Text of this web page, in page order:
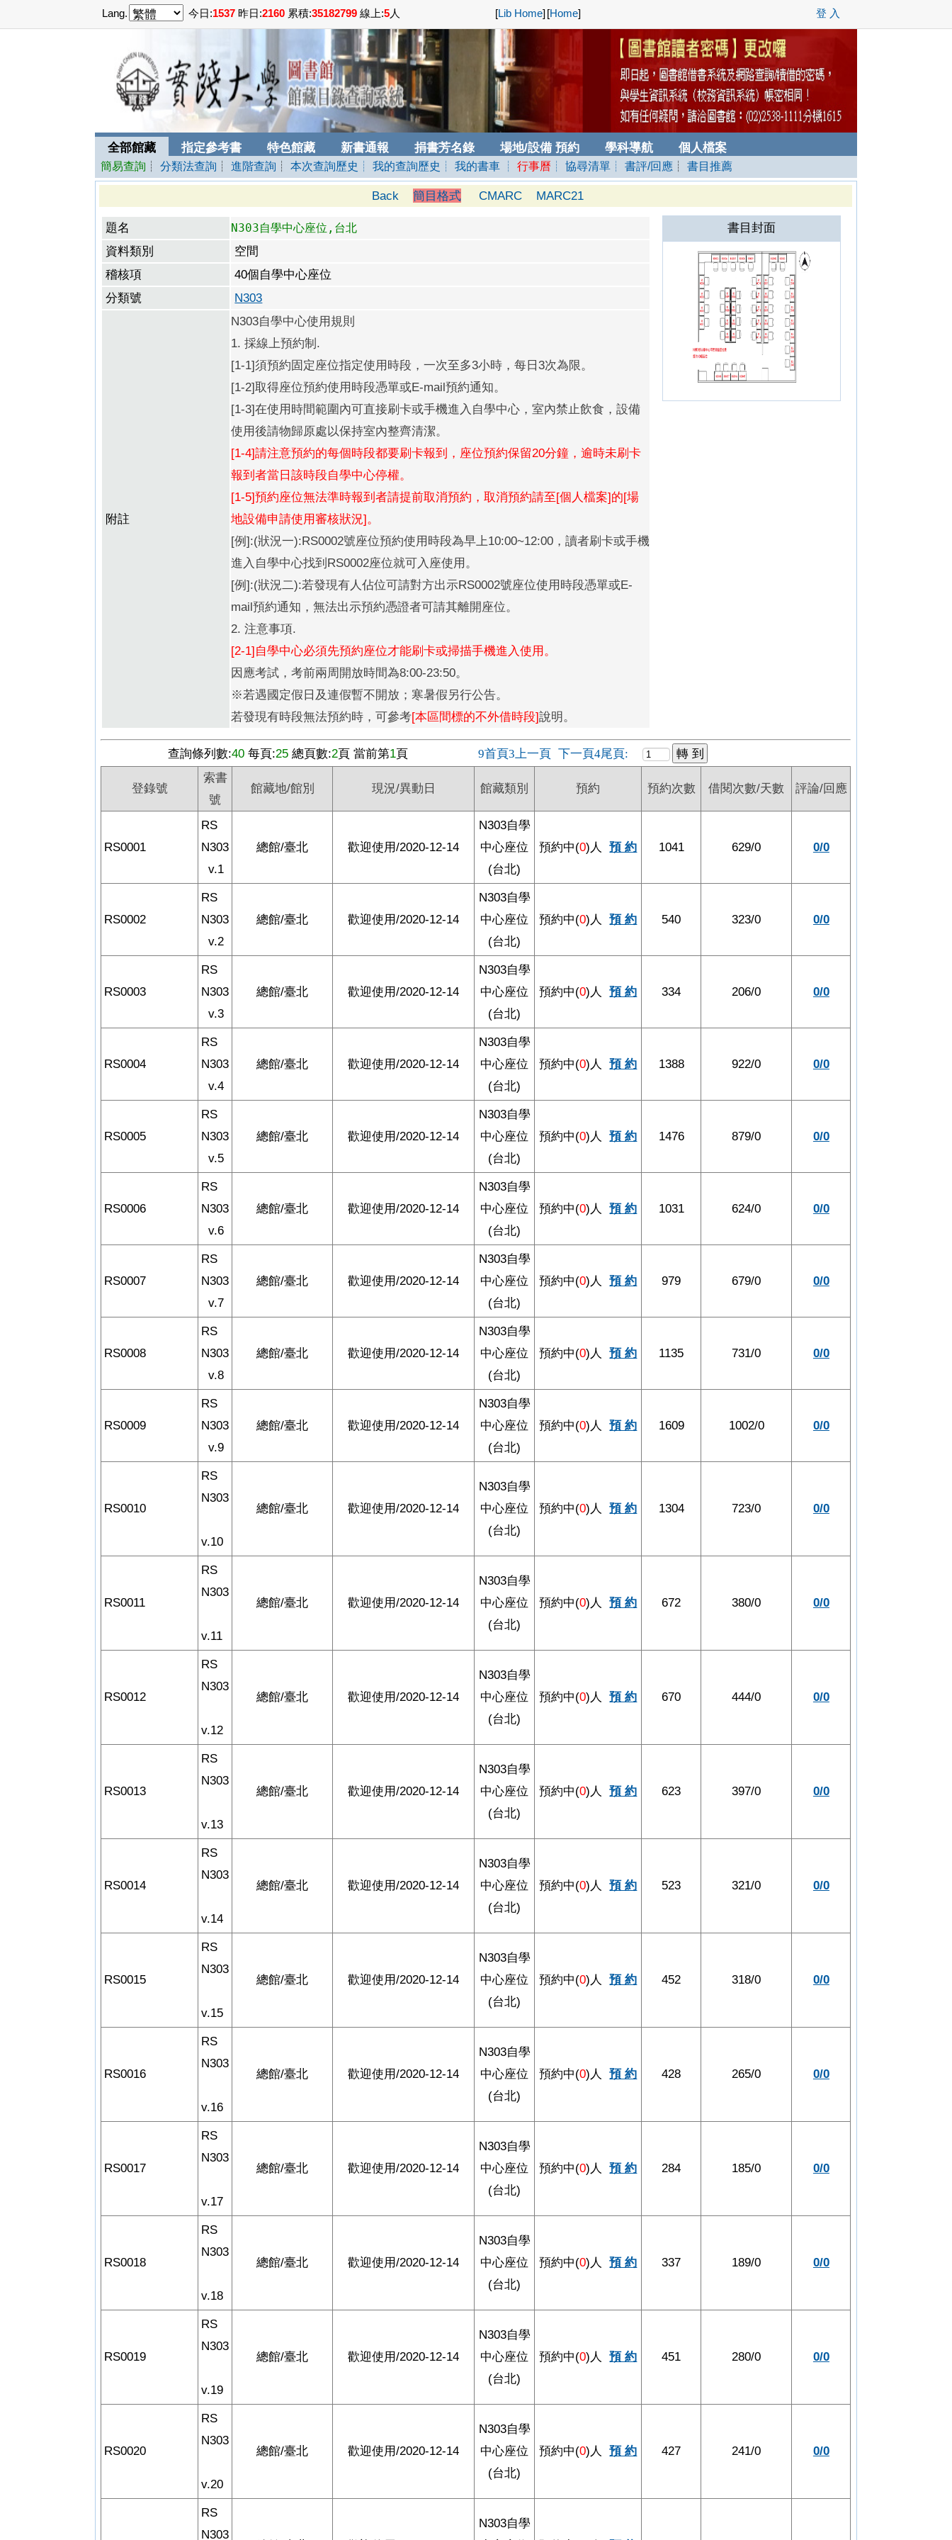
Lang. 今日:1537 昨日:2160 累積:35182799 線上:5人 [Lib Home] [Home] 登 入
全部館藏 指定參考書 特色館藏 新書通報 捐書芳名錄 場地/設備 預約 學科導航 個人檔案
簡易查詢 ┊分類法查詢 ┊進階查詢 ┊本次查詢歷史 ┊ 我的查詢歷史 ┊ 我的書車 ┊行事曆 ┊ 協尋清單 ┊ 書評/回應 ┊書目推薦
Back 簡目格式 CMARC MARC21
題名 N303自學中心座位,台北
資料類別
空間
稽核項
40個自學中心座位
分類號
N303
附註
N303自學中心使用規則
1. 採線上預約制.
[1-1]須預約固定座位指定使用時段，一次至多3小時，每日3次為限。
[1-2]取得座位預約使用時段憑單或E-mail預約通知。
[1-3]在使用時間範圍內可直接刷卡或手機進入自學中心，室內禁止飲食，設備
使用後請物歸原處以保持室內整齊清潔。
[1-4]請注意預約的每個時段都要刷卡報到，座位預約保留20分鐘，逾時未刷卡
報到者當日該時段自學中心停權。
[1-5]預約座位無法準時報到者請提前取消預約，取消預約請至[個人檔案]的[場
地設備申請使用審核狀況]。
[例]:(狀況一):RS0002號座位預約使用時段為早上10:00~12:00，讀者刷卡或手機
進入自學中心找到RS0002座位就可入座使用。
[例]:(狀況二):若發現有人佔位可請對方出示RS0002號座位使用時段憑單或E-
mail預約通知，無法出示預約憑證者可請其離開座位。
2. 注意事項.
[2-1]自學中心必須先預約座位才能刷卡或掃描手機進入使用。
因應考試，考前兩周開放時間為8:00-23:50。
※若遇國定假日及連假暫不開放；寒暑假另行公告。
若發現有時段無法預約時，可參考[本區間標的不外借時段]說明。
書目封面
查詢條列數:40 每頁:25 總頁數:2頁 當前第1頁 9首頁3上一頁 下一頁4尾頁:
登錄號
索書
號
館藏地/館別 現況/異動日 館藏類別 預約 預約次數 借閱次數/天數 評論/回應
RS0001
RS
N303
v.1
總館/臺北 歡迎使用/2020-12-14
N303自學
中心座位
(台北)
預約中(0)人 預 約 1041 629/0 0/0
RS0002
RS
N303
v.2
總館/臺北 歡迎使用/2020-12-14
N303自學
中心座位
(台北)
預約中(0)人 預 約 540 323/0 0/0
RS0003
RS
N303
v.3
總館/臺北 歡迎使用/2020-12-14
N303自學
中心座位
(台北)
預約中(0)人 預 約 334 206/0 0/0
RS0004
RS
N303
v.4
總館/臺北 歡迎使用/2020-12-14
N303自學
中心座位
(台北)
預約中(0)人 預 約 1388 922/0 0/0
RS0005
RS
N303
v.5
總館/臺北 歡迎使用/2020-12-14
N303自學
中心座位
(台北)
預約中(0)人 預 約 1476 879/0 0/0
RS0006
RS
N303
v.6
總館/臺北 歡迎使用/2020-12-14
N303自學
中心座位
(台北)
預約中(0)人 預 約 1031 624/0 0/0
RS0007
RS
N303
v.7
總館/臺北 歡迎使用/2020-12-14
N303自學
中心座位
(台北)
預約中(0)人 預 約 979 679/0 0/0
RS0008
RS
N303
v.8
總館/臺北 歡迎使用/2020-12-14
N303自學
中心座位
(台北)
預約中(0)人 預 約 1135 731/0 0/0
RS0009
RS
N303
v.9
總館/臺北 歡迎使用/2020-12-14
N303自學
中心座位
(台北)
預約中(0)人 預 約 1609 1002/0 0/0
RS0010
RS
N303
v.10
總館/臺北 歡迎使用/2020-12-14
N303自學
中心座位
(台北)
預約中(0)人 預 約 1304 723/0 0/0
RS0011
RS
N303
v.11
總館/臺北 歡迎使用/2020-12-14
N303自學
中心座位
(台北)
預約中(0)人 預 約 672 380/0 0/0
RS0012
RS
N303
v.12
總館/臺北 歡迎使用/2020-12-14
N303自學
中心座位
(台北)
預約中(0)人 預 約 670 444/0 0/0
RS0013
RS
N303
v.13
總館/臺北 歡迎使用/2020-12-14
N303自學
中心座位
(台北)
預約中(0)人 預 約 623 397/0 0/0
RS0014
RS
N303
v.14
總館/臺北 歡迎使用/2020-12-14
N303自學
中心座位
(台北)
預約中(0)人 預 約 523 321/0 0/0
RS0015
RS
N303
v.15
總館/臺北 歡迎使用/2020-12-14
N303自學
中心座位
(台北)
預約中(0)人 預 約 452 318/0 0/0
RS0016
RS
N303
v.16
總館/臺北 歡迎使用/2020-12-14
N303自學
中心座位
(台北)
預約中(0)人 預 約 428 265/0 0/0
RS0017
RS
N303
v.17
總館/臺北 歡迎使用/2020-12-14
N303自學
中心座位
(台北)
預約中(0)人 預 約 284 185/0 0/0
RS0018
RS
N303
v.18
總館/臺北 歡迎使用/2020-12-14
N303自學
中心座位
(台北)
預約中(0)人 預 約 337 189/0 0/0
RS0019
RS
N303
v.19
總館/臺北 歡迎使用/2020-12-14
N303自學
中心座位
(台北)
預約中(0)人 預 約 451 280/0 0/0
RS0020
RS
N303
v.20
總館/臺北 歡迎使用/2020-12-14
N303自學
中心座位
(台北)
預約中(0)人 預 約 427 241/0 0/0
RS
N303
N303自學